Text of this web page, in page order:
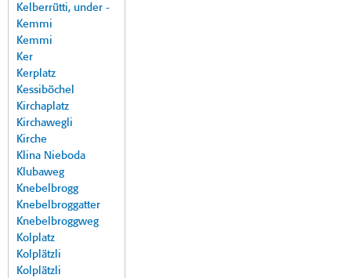
Kelberrütti, under -
Kemmi
Kemmi
Ker
Kerplatz
Kessiböchel
Kirchaplatz
Kirchawegli
Kirche
Klina Nieboda
Klubaweg
Knebelbrogg
Knebelbroggatter
Knebelbroggweg
Kolplatz
Kolplätzli
Kolplätzli